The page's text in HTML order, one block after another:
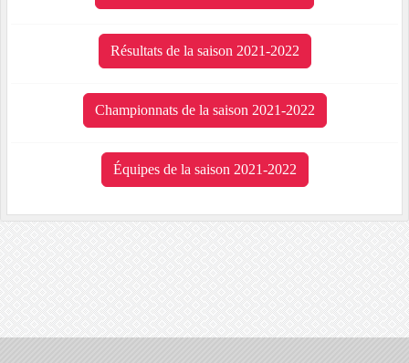
Résultats de la saison 2021-2022
Championnats de la saison 2021-2022
Équipes de la saison 2021-2022